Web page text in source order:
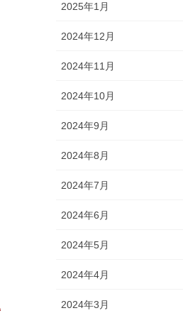
2025年1月
2024年12月
2024年11月
2024年10月
2024年9月
2024年8月
2024年7月
2024年6月
2024年5月
2024年4月
2024年3月